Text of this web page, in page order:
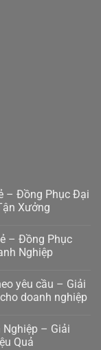
– Đồng Phục Đại
Xưởng
– Đồng Phục
Nghiệp
yêu cầu – Giải
doanh nghiệp
Nghiệp – Giải
Quả